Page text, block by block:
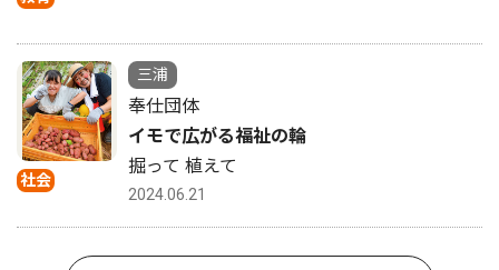
社会
三浦
奉仕団体
イモで広がる福祉の輪
掘って 植えて
2024.06.21